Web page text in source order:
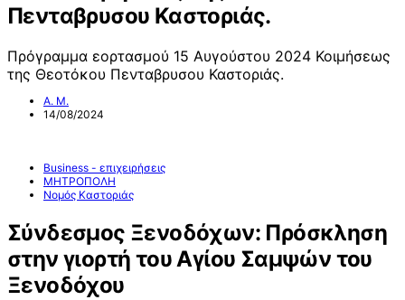
Πενταβρυσου Καστοριάς.
Πρόγραμμα εορτασμού 15 Αυγούστου 2024 Κοιμήσεως
της Θεοτόκου Πενταβρυσου Καστοριάς.
Α. Μ.
14/08/2024
Business - επιχειρήσεις
ΜΗΤΡΟΠΟΛΗ
Νομός Καστοριάς
Σύνδεσμος Ξενοδόχων: Πρόσκληση
στην γιορτή του Αγίου Σαμψών του
Ξενοδόχου